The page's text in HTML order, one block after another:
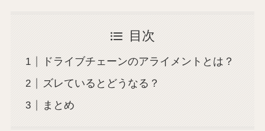
目次
ドライブチェーンのアライメントとは？
ズレているとどうなる？
まとめ